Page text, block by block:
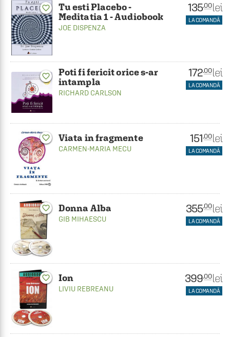
favorite_border
Tu esti Placebo -
Meditatia 1 - Audiobook
JOE DISPENZA
135.00 lei
LA COMANDĂ
favorite_border
Poti fi fericit orice s-ar
intampla
RICHARD CARLSON
172.00 lei
LA COMANDĂ
favorite_border Viata in fragmente
CARMEN-MARIA MECU
151.00 lei
LA COMANDĂ
favorite_border Donna Alba
GIB MIHAESCU
355.00 lei
LA COMANDĂ
favorite_border Ion
LIVIU REBREANU
399.00 lei
LA COMANDĂ